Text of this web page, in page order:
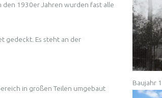
den 1930er Jahren wurden fast alle
gedeckt. Es steht an der
in großen Teilen umgebaut
Baujahr